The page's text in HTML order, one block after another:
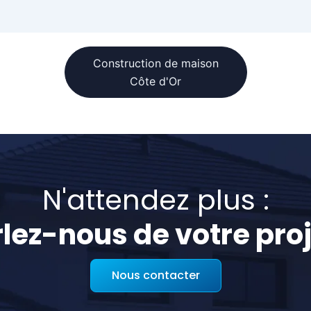
Construction de maison
Côte d'Or
N'attendez plus :
nous de votre
Nous contacter